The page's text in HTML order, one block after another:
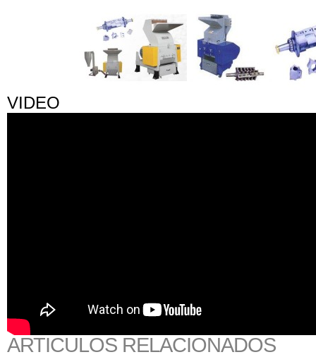
VIDEO
ARTICULOS RELACIONADOS